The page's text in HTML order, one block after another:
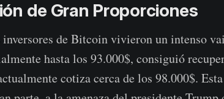
de Gran Proporciones
inversores de Bitcoin vivieron un intenso
hasta los 93.000$, consiguió
cotiza cerca de los 98.000$.